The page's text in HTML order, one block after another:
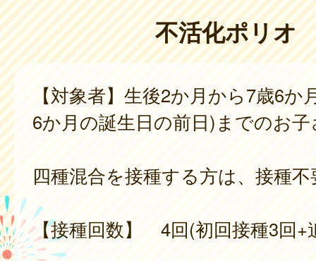
不活化ポリオ
【対象者】生後2か月から7歳6か
6か月の誕生日の前日)までのお
四種混合を接種する方は、接種
【接種回数】 4回(初回接種3回+